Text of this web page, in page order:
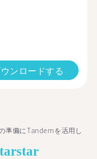
ンロードする
準備にTandemを活用し
star